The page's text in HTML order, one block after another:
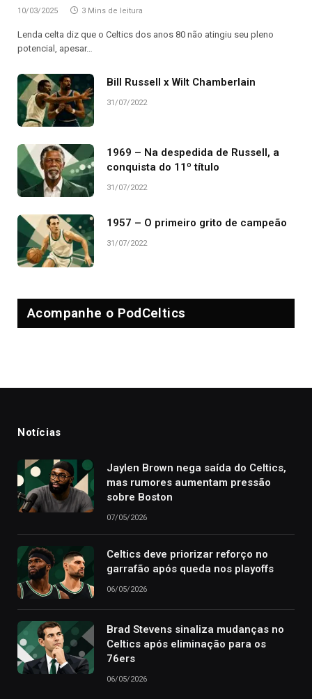
10/03/2025 3 Mins de leitura
Lenda celta diz que o Celtics dos anos 80 não atingiu seu pleno
potencial, apesar…
Bill Russell x Wilt Chamberlain
31/07/2022
1969 – Na despedida de Russell, a
conquista do 11º título
31/07/2022
1957 – O primeiro grito de campeão
31/07/2022
Acompanhe o PodCeltics
Notícias
Jaylen Brown nega saída do Celtics,
mas rumores aumentam pressão
sobre Boston
07/05/2026
Celtics deve priorizar reforço no
garrafão após queda nos playoffs
06/05/2026
Brad Stevens sinaliza mudanças no
Celtics após eliminação para os
76ers
06/05/2026